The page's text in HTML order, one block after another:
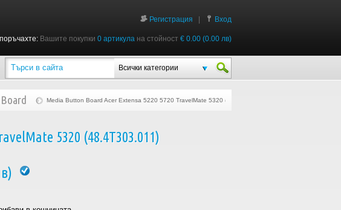
Регистрация Вход
поръчахте: Вашите покупки 0 артикула на стойност € 0.00 (0.00 лв)
Всички категории
Media Button Board Acer Extensa 5220 5720 TravelMate 5320 (48.4T303.011)
5320 (48.4T303.011)